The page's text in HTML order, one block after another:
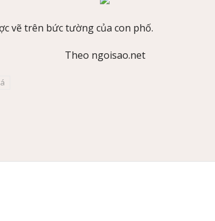
vẽ trên bức tường của con phố.
Theo ngoisao.net